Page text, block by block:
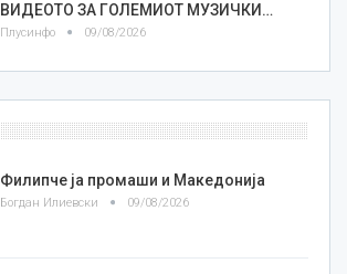
ВИДЕОТО ЗА ГОЛЕМИОТ МУЗИЧКИ…
Плусинфо 09/08/2026
Филипче ја промаши и Македонија
Богдан Илиевски 09/08/2026